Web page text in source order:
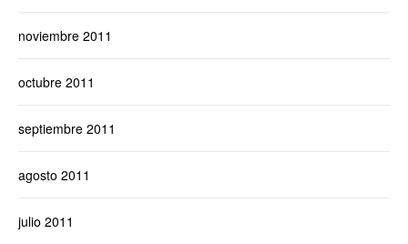
noviembre 2011
octubre 2011
septiembre 2011
agosto 2011
julio 2011